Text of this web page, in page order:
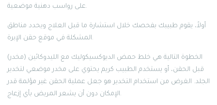
على رواسب دهنية موضعية.
أولاً، يقوم طبيبك بفحصك خلال استشارة ما قبل العلاج ويحدد مناطق
المشكلة في موقع حقن الإبرة.
الخطوة التالية هي خلط حمض الديوكسيكوليك مع الليدوكائين (مخدر)
قبل الحقن، أو يستخدم الطبيب كريم يحتوي على مخدر موضعي لتخدير
الجلد. الغرض من استخدام التخدير هو جعل عملية الحقن غير مؤلمة قدر
الإمكان دون أن يشعر المريض بأي إزعاج.